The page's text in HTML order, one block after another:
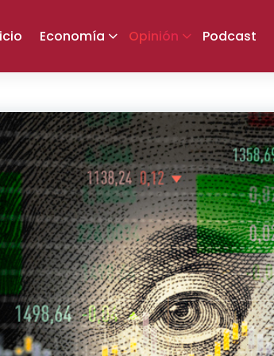
Economía Opinión Podcast